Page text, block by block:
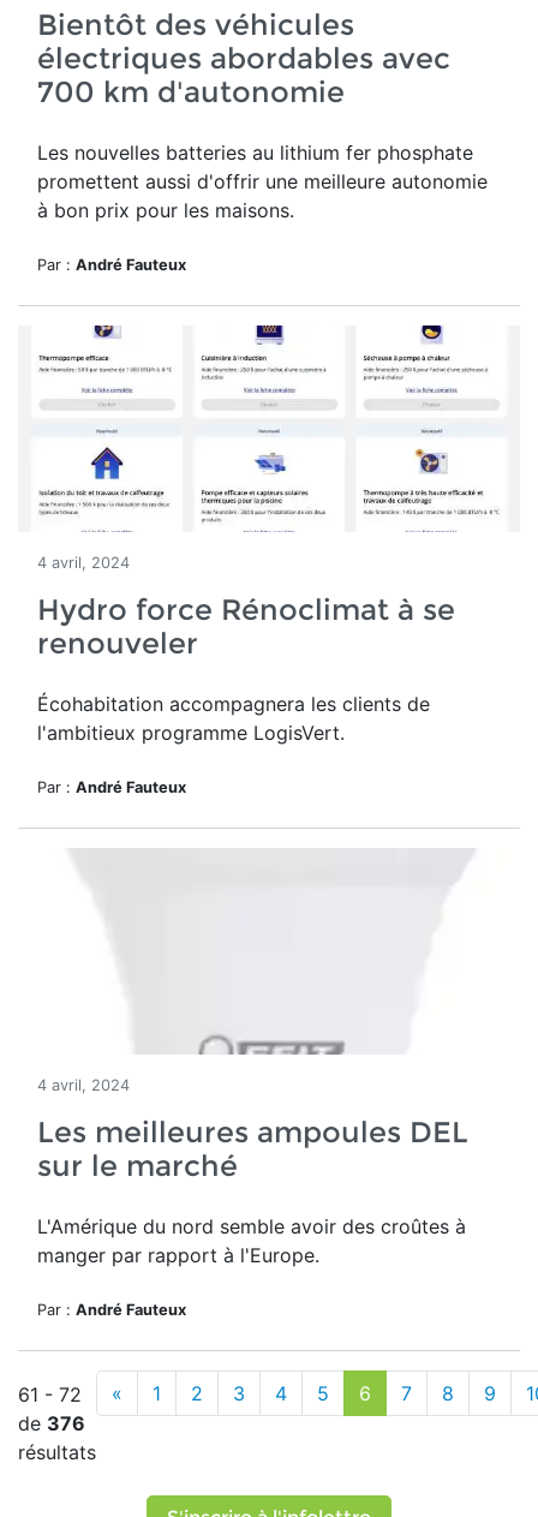
Bientôt des véhicules
électriques abordables avec
700 km d'autonomie
Les nouvelles batteries au lithium fer phosphate
promettent aussi d'offrir une meilleure autonomie
à bon prix pour les maisons.
Par : André Fauteux
4 avril, 2024
Hydro force Rénoclimat à se
renouveler
Écohabitation accompagnera les clients de
l'ambitieux programme LogisVert.
Par : André Fauteux
4 avril, 2024
Les meilleures ampoules DEL
sur le marché
L'Amérique du nord semble avoir des croûtes à
manger par rapport à l'Europe.
Par : André Fauteux
61 - 72
de 376
résultats
« 1 2 3 4 5 6 7 8 9